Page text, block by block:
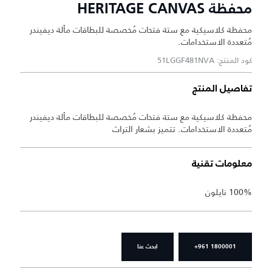
محفظة HERITAGE CANVAS
محفظة كلاسيكية مع ستة فتحات مُخصصة للبطاقات مألة ديفيندر
مُتعددة الاستخدامات.
كود المنتج: 51LGGF481NVA
تفاصيل المنتج
محفظة كلاسيكية مع ستة فتحات مُخصصة للبطاقات مألة ديفيندر
مُتعددة الاستخدامات. تتميز بشعار التراث
معلومات تقنية
100% نايلون
+961 1800001 ابحث عنا